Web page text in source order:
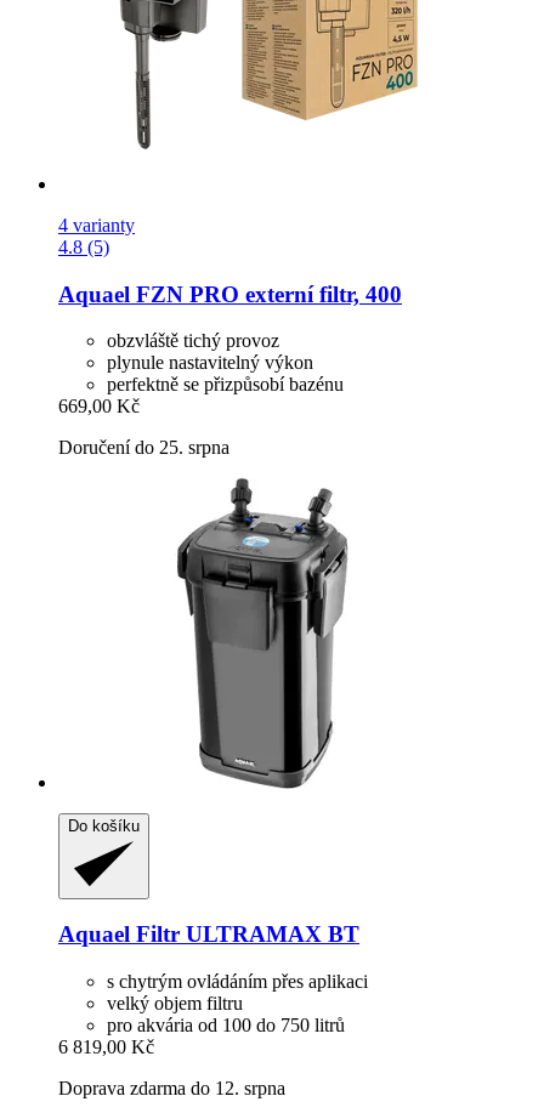
4 varianty
4.8 (5)
Aquael FZN PRO externí filtr, 400
obzvláště tichý provoz
plynule nastavitelný výkon
perfektně se přizpůsobí bazénu
669,00 Kč
Doručení do 25. srpna
Do košíku
Aquael Filtr ULTRAMAX BT
s chytrým ovládáním přes aplikaci
velký objem filtru
pro akvária od 100 do 750 litrů
6 819,00 Kč
Doprava zdarma do 12. srpna